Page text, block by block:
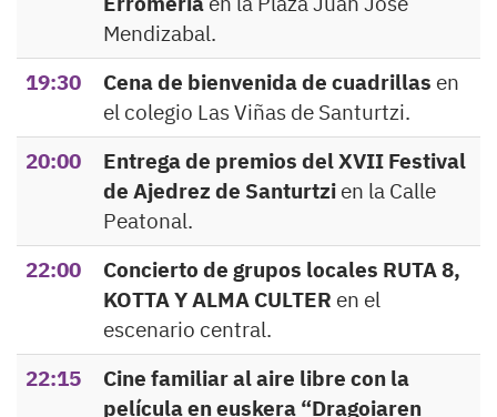
Mendizabal.
19:30
Cena de bienvenida de cuadrillas en
el colegio Las Viñas de Santurtzi.
20:00
Entrega de premios del XVII Festival
de Ajedrez de Santurtzi en la Calle
Peatonal.
22:00
Concierto de grupos locales RUTA 8,
KOTTA Y ALMA CULTER en el
escenario central.
22:15
Cine familiar al aire libre con la
película en euskera “Dragoiaren